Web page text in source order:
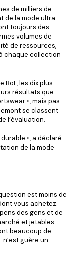
de milliers de
de la mode ultra-
toujours des
volumes de
de ressources,
chaque collection
BoF, les dix plus
résultats que
», mais pas
se classent
l’évaluation.
», a déclaré
de la mode
est moins de
vous achetez.
des gens et de
et jetables
beaucoup de
guère un